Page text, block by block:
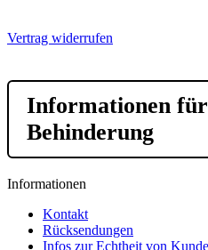
Vertrag widerrufen
Informationen
Behinderung
Informationen
Kontakt
Rücksendungen
Infos zur Echtheit von